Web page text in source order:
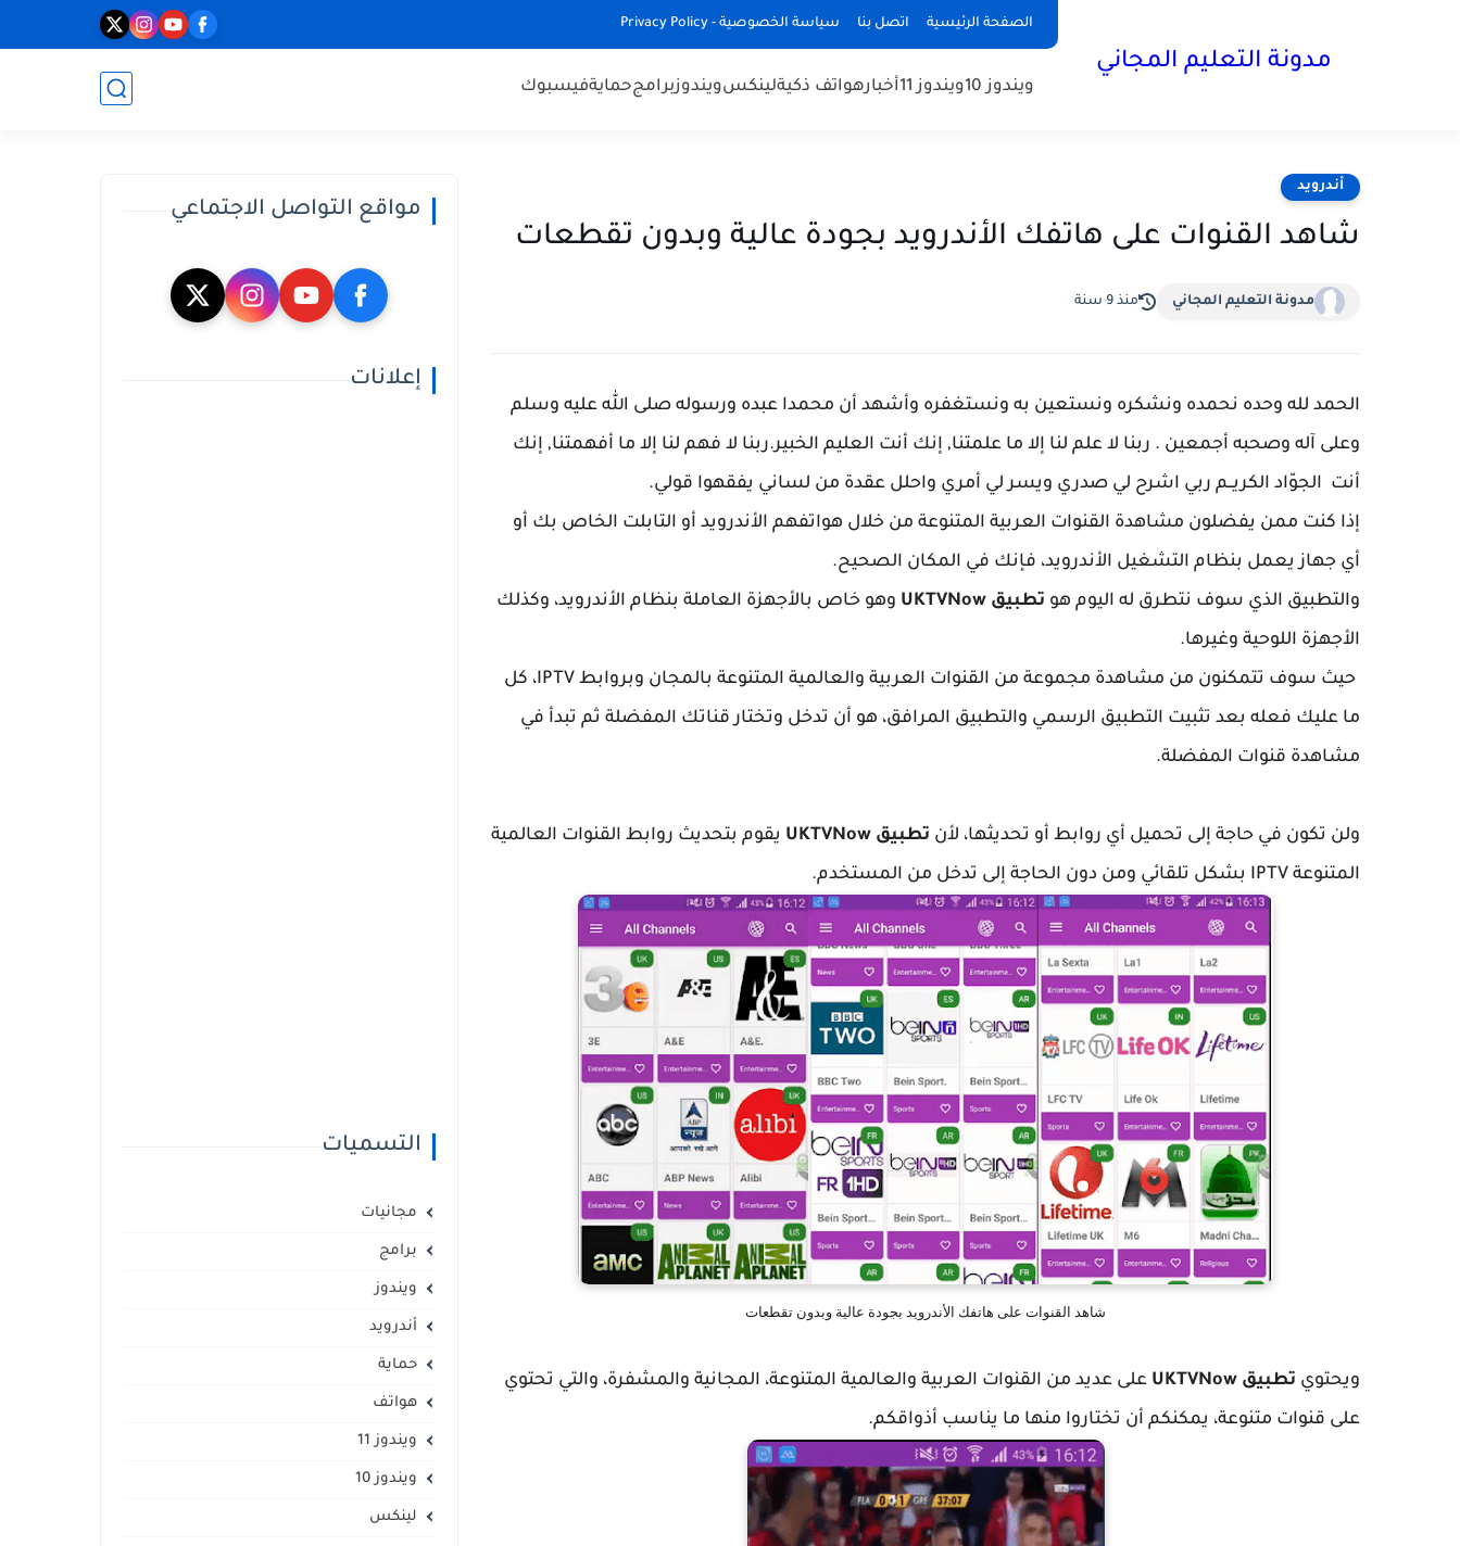
الصفحة الرئيسية اتصل بنا سياسة الخصوصية - Privacy Policy
مدونة التعليم المجاني
ويندوز 10 ويندوز 11 أخبارهواتف ذكيةلينكسويندوزبرامجحمايةفيسبوك
أندرويد
شاهد القنوات على هاتفك الأندرويد بجودة عالية وبدون تقطعات
مدونة التعليم المجاني منذ 9 سنة
الحمد لله وحده نحمده ونشكره ونستعين به ونستغفره وأشهد أن محمدا عبده ورسوله صلى الله عليه وسلم
وعلى آله وصحبه أجمعين . ربنا لا علم لنا إلا ما علمتنا, إنك أنت العليم الخبير.ربنا لا فهم لنا إلا ما أفهمتنا, إنك
أنت الجوّاد الكريــم ربي اشرح لي صدري ويسر لي أمري واحلل عقدة من لساني يفقهوا قولي.
إذا كنت ممن يفضلون مشاهدة القنوات العربية المتنوعة من خلال هواتفهم الأندرويد أو التابلت الخاص بك أو
أي جهاز يعمل بنظام التشغيل الأندرويد، فإنك في المكان الصحيح.
والتطبيق الذي سوف نتطرق له اليوم هو تطبيق UKTVNow وهو خاص بالأجهزة العاملة بنظام الأندرويد، وكذلك
الأجهزة اللوحية وغيرها.
حيث سوف تتمكنون من مشاهدة مجموعة من القنوات العربية والعالمية المتنوعة بالمجان وبروابط IPTV، كل
ما عليك فعله بعد تثبيت التطبيق الرسمي والتطبيق المرافق، هو أن تدخل وتختار قناتك المفضلة ثم تبدأ في
مشاهدة قنوات المفضلة.
ولن تكون في حاجة إلى تحميل أي روابط أو تحديثها، لأن تطبيق UKTVNow يقوم بتحديث روابط القنوات العالمية
المتنوعة IPTV بشكل تلقائي ومن دون الحاجة إلى تدخل من المستخدم.
شاهد القنوات على هاتفك الأندرويد بجودة عالية وبدون تقطعات
ويحتوي تطبيق UKTVNow على عديد من القنوات العربية والعالمية المتنوعة، المجانية والمشفرة، والتي تحتوي
على قنوات متنوعة، يمكنكم أن تختاروا منها ما يناسب أذواقكم.
مواقع التواصل الاجتماعي
إعلانات
التسميات
مجانيات
برامج
ويندوز
أندرويد
حماية
هواتف
ويندوز 11
ويندوز 10
لينكس